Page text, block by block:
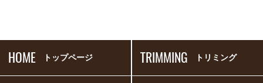
HOME トップページ TRIMMING トリミング